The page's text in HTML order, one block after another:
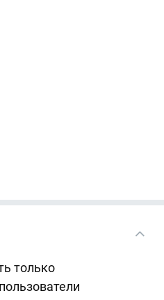
только